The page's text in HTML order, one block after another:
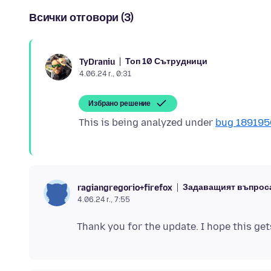
Всички отговори (3)
TyDraniu Топ 10 Сътрудници
4.06.24 г., 0:31
Избрано решение
This is being analyzed under bug
ragiangregorio+firefox Задаващият
4.06.24 г., 7:55